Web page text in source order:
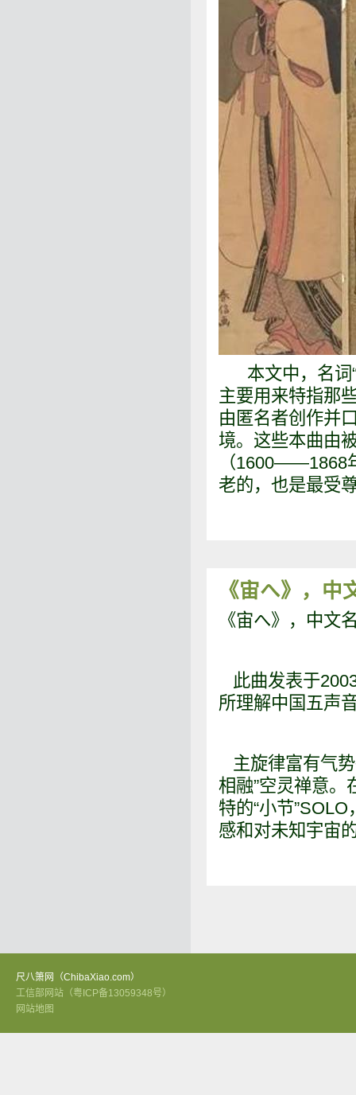
本文中，名词“
主要用来特指那
由匿名者创作并
境。这些本曲由
（1600——1868
老的，也是最受
《宙へ》，
《宙へ》，中文
此曲发表于
所理解中国五声
主旋律富有气
相融”空灵禅意。
特的“小节
感和对未知宇宙
尺八箫网（ChibaXiao.com）
工信部网站（粤ICP备13059348号）
网站地图